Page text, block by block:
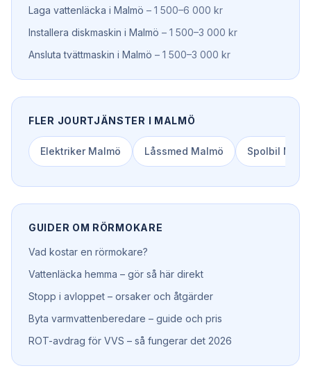
Laga vattenläcka i Malmö – 1 500–6 000 kr
Installera diskmaskin i Malmö – 1 500–3 000 kr
Ansluta tvättmaskin i Malmö – 1 500–3 000 kr
FLER JOURTJÄNSTER I MALMÖ
Elektriker Malmö Låssmed Malmö Spolbil
GUIDER OM RÖRMOKARE
Vad kostar en rörmokare?
Vattenläcka hemma – gör så här direkt
Stopp i avloppet – orsaker och åtgärder
Byta varmvattenberedare – guide och pris
ROT-avdrag för VVS – så fungerar det 2026